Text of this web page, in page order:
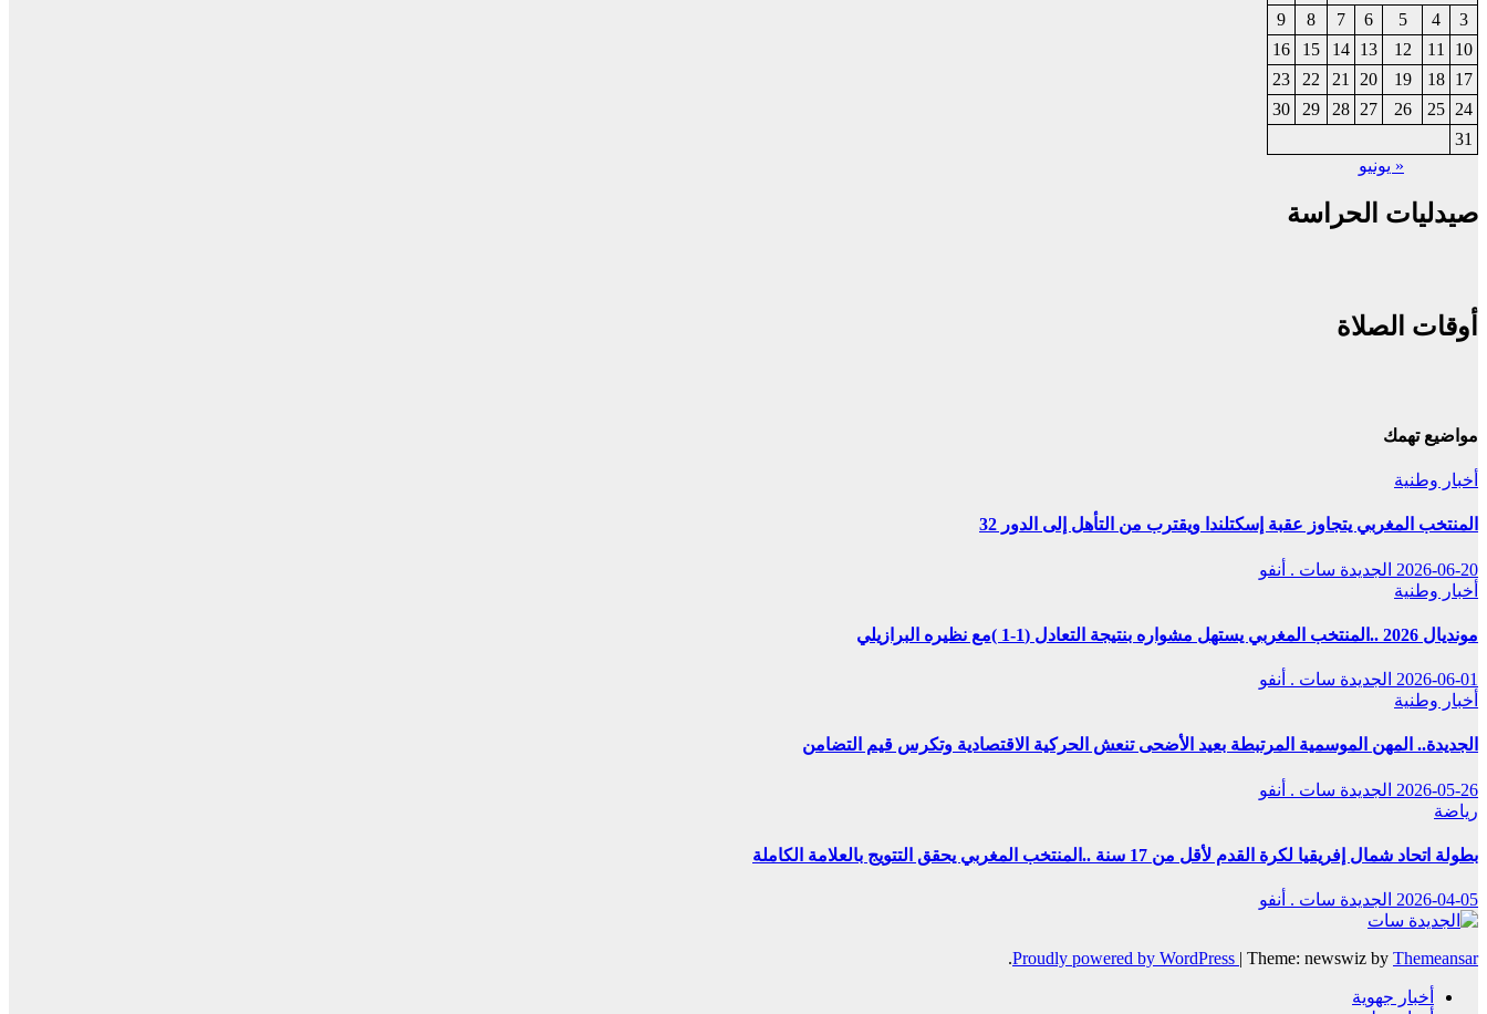
3
4
5
6
7
8
9
10
11
12
13
14
15
16
17
18
19
20
21
22
23
24
25
26
27
28
29
30
31
« يونيو
صيدليات الحراسة
أوقات الصلاة
مواضيع تهمك
أخبار وطنية
المنتخب المغربي يتجاوز عقبة إسكتلندا ويقترب من التأهل إلى الدور 32
2026-06-20 الجديدة سات . أنفو
أخبار وطنية
مونديال 2026 ..المنتخب المغربي يستهل مشواره بنتيجة التعادل (1-1 )مع نظيره البرازيلي
2026-06-01 الجديدة سات . أنفو
أخبار وطنية
الجديدة.. المهن الموسمية المرتبطة بعيد الأضحى تنعش الحركية الاقتصادية وتكرس قيم التضامن
2026-05-26 الجديدة سات . أنفو
رياضة
بطولة اتحاد شمال إفريقيا لكرة القدم لأقل من 17 سنة ..المنتخب المغربي يحقق التتويج بالعلامة الكاملة
2026-04-05 الجديدة سات . أنفو
Proudly powered by WordPress | Theme: newswiz by Themeansar
.
أخبار جهوية